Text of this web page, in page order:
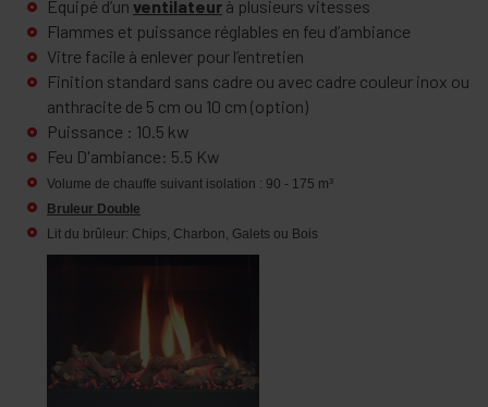
Equipé d’un ventilateur à plusieurs vitesses
Flammes et puissance réglables en feu d’ambiance
Vitre facile à enlever pour l’entretien
Finition standard sans cadre ou avec cadre couleur inox ou
anthracite de 5 cm ou 10 cm (option)
Puissance : 10.5 kw
Feu D'ambiance: 5.5 Kw
Volume de chauffe suivant isolation : 90 - 175 m³
Bruleur Double
Lit du brûleur: Chips, Charbon, Galets ou Bois